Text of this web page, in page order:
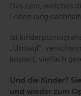
Das Leid, welches
Leben lang
Ist
„Umlauf“,
kopiert, vielfach
Und die Kinder?
und wieder zum